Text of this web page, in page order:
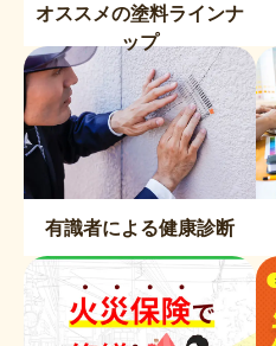
オススメの塗料ラインナ
ップ
有識者による健康診断